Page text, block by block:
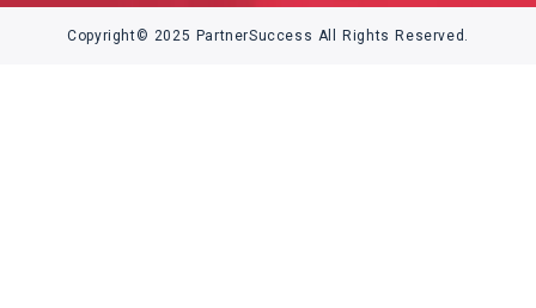
Copyright© 2025 PartnerSuccess All Rights Reserved.